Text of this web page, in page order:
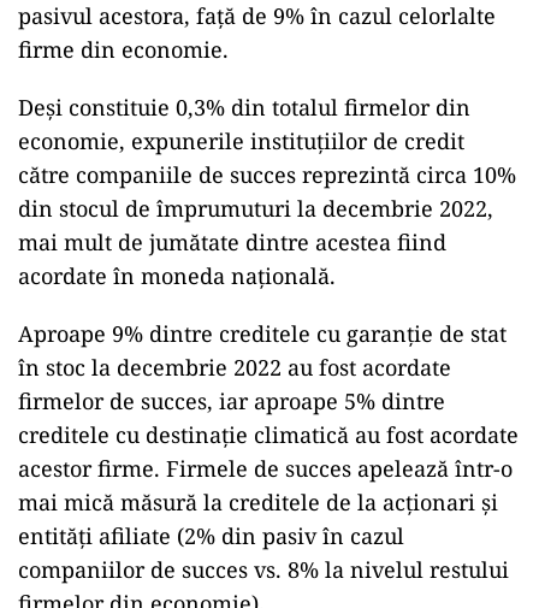
pasivul acestora, față de 9% în cazul celorlalte
firme din economie.
Deși constituie 0,3% din totalul firmelor din
economie, expunerile instituțiilor de credit
către companiile de succes reprezintă circa 10%
din stocul de împrumuturi la decembrie 2022,
mai mult de jumătate dintre acestea fiind
acordate în moneda națională.
Aproape 9% dintre creditele cu garanție de stat
în stoc la decembrie 2022 au fost acordate
firmelor de succes, iar aproape 5% dintre
creditele cu destinație climatică au fost acordate
acestor firme. Firmele de succes apelează într-o
mai mică măsură la creditele de la acționari și
entități afiliate (2% din pasiv în cazul
companiilor de succes vs. 8% la nivelul restului